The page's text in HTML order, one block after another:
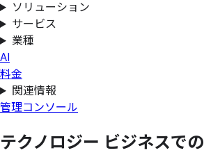
ソリューション
サービス
業種
AI
料金
関連情報
管理コンソール
テクノロジー ビジネスでの